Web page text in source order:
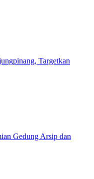
Targetkan
Gedung Arsip dan